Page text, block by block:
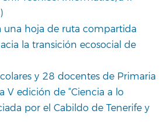
una hoja de ruta compartida
la transición ecosocial de
y 28 docentes de Primaria
V edición de “Ciencia a lo
por el Cabildo de Tenerife y